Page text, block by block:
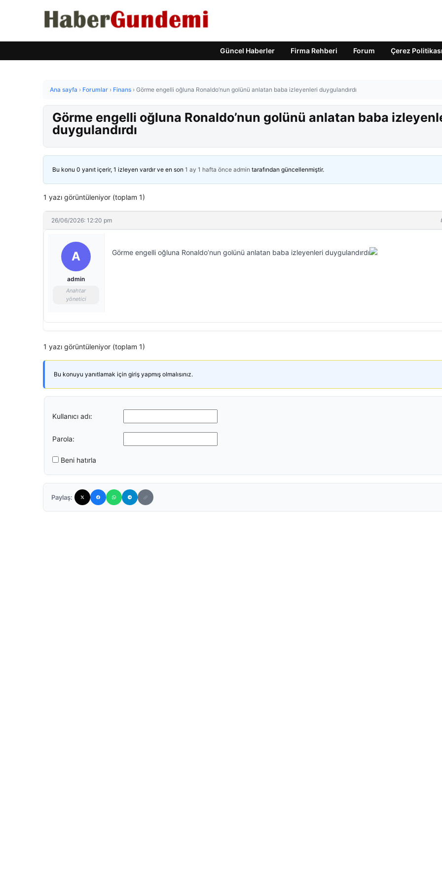
Güncel Haberler Firma Rehberi Forum Çerez Politikası
Ana sayfa › Forumlar › Finans › Görme engelli oğluna Ronaldo’nun golünü anlatan baba izleyenleri duygulandırdı
Görme engelli oğluna Ronaldo’nun golünü anlatan baba
duygulandırdı
Bu konu 0 yanıt içerir, 1 izleyen vardır ve en son 1 ay 1 hafta önce admin tarafından güncellenmiştir.
1 yazı görüntüleniyor (toplam 1)
26/06/2026: 12:20 pm
A
admin
Anahtar
yönetici
Görme engelli oğluna Ronaldo’nun golünü anlatan baba izleyenleri duygulandırdı
1 yazı görüntüleniyor (toplam 1)
Bu konuyu yanıtlamak için giriş yapmış olmalısınız.
Kullanıcı adı:
Parola:
Beni hatırla
Paylaş: